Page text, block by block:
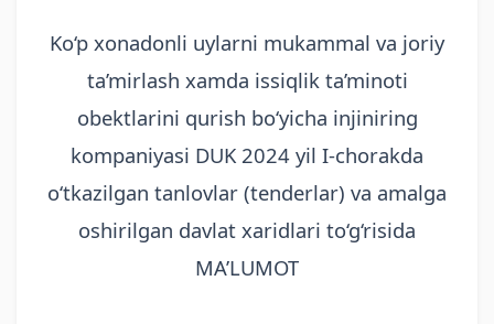
Ko‘p xonadonli uylarni mukammal va joriy
ta’mirlash xamda issiqlik ta’minoti
obektlarini qurish bo‘yicha injiniring
kompaniyasi DUK 2024 yil I-chorakda
o‘tkazilgan tanlovlar (tenderlar) va amalga
oshirilgan davlat xaridlari to‘g‘risida
MA’LUMOT